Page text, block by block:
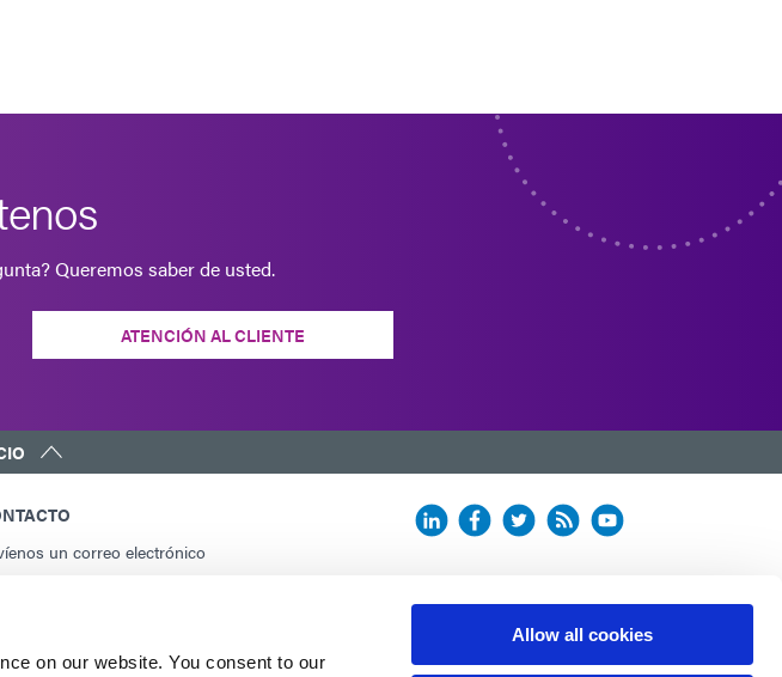
on our website. You consent to our
Allow all cookies
Queremos saber de usted.
ATENCIÓN AL CLIENTE
un correo electrónico